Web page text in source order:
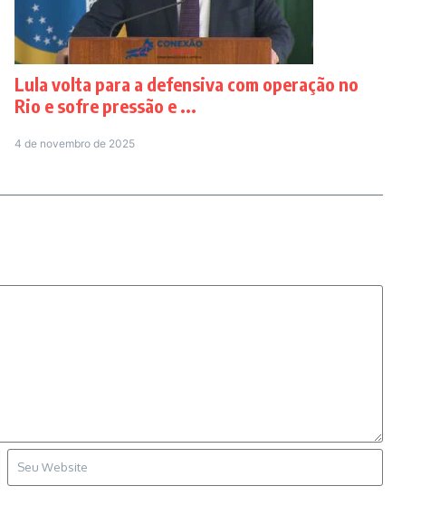
Lula volta para a defensiva com operação no
Rio e sofre pressão e ...
4 de novembro de 2025